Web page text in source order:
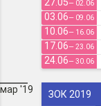
мар '19
— 02.06
03.06— 09.06
10.06— 16.06
17.06— 23.06
24.06— 30.06
ЗОК 2019